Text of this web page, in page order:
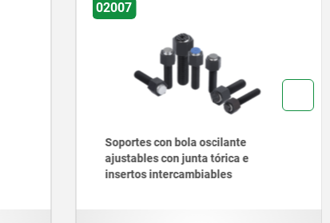
02080
Soportes con bola oscilante ángulo
de inclinación de 12°